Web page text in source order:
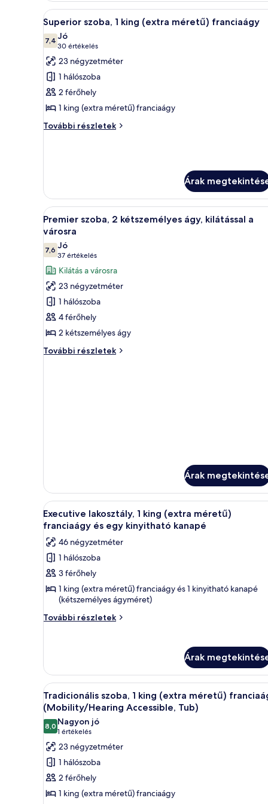
franciaágy
további
részletei
A
következő
szoba
összes
képének
megtekintése:
Superior
szoba,
1
Egy szállodai szoba,
8
Superior szoba, 1 king (extra méretű) franciaágy
7,410-ből 7,4
Jó
30 értékelés
(30
értékelés)
23 négyzetméter
1 hálószoba
2 férőhely
1 king (extra méretű) franciaágy
További részletek
Superior
franciaágy
további
részletei
Árak
A
következő
szoba
összes
képének
megtekintése:
Premier
szoba,
2
kétszemélyes
ágy,
Egy szállodai szoba két
5
Premier szoba, 2 kétszemélyes ágy, kilátással a
városra
7,610-ből 7,6
Jó
37 értékelés
(37
értékelés)
Kilátás a városra
23 négyzetméter
1 hálószoba
4 férőhely
2 kétszemélyes ágy
További részletek
Premier
Árak
A
következő
szoba
összes
képének
megtekintése:
Executive
lakosztály,
1
franciaágy
és
egy
kinyitható
kanapé
Egy szállodai szoba,
4
Executive lakosztály, 1 king (extra méretű)
franciaágy és egy kinyitható kanapé
46 négyzetméter
1 hálószoba
3 férőhely
1 king (extra méretű) franciaágy és 1 kinyitható kanapé
(kétszemélyes ágyméret)
További részletek
Executive
méretű)
franciaágy
és
egy
kinyitható
kanapé
további
részletei
Árak
A
következő
szoba
összes
képének
megtekintése:
Tradicionális
szoba,
1
Egy szállodai szoba,
4
Tradicionális szoba, 1 king (extra méretű)
(Mobility/Hearing Accessible, Tub)
8,010-ből 8,0
Nagyon jó
1 értékelés
(1
értékelés)
23 négyzetméter
1 hálószoba
2 férőhely
1 king (extra méretű) franciaágy